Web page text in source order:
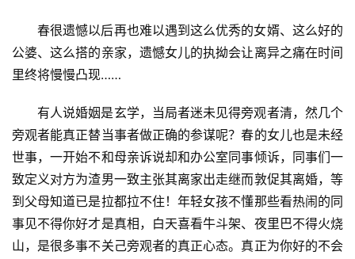
春很遗憾以后再也难以遇到这么优秀的女婿、这么好的
公婆、这么搭的亲家，遗憾女儿的执拗会让离异之痛在时间
里终将慢慢凸现……
有人说婚姻是玄学，当局者迷未见得旁观者清，然几个
旁观者能真正替当事者做正确的参谋呢？春的女儿也是未经
世事，一开始不和母亲诉说却和办公室同事倾诉，同事们一
致定义对方为渣男一致主张其离家出走继而敦促其离婚，等
到父母知道已是拉都拉不住！年轻女孩不懂那些看热闹的同
事见不得你好才是真相，白天喜看牛斗架、夜里巴不得火烧
山，是很多事不关己旁观者的真正心态。真正为你好的不会